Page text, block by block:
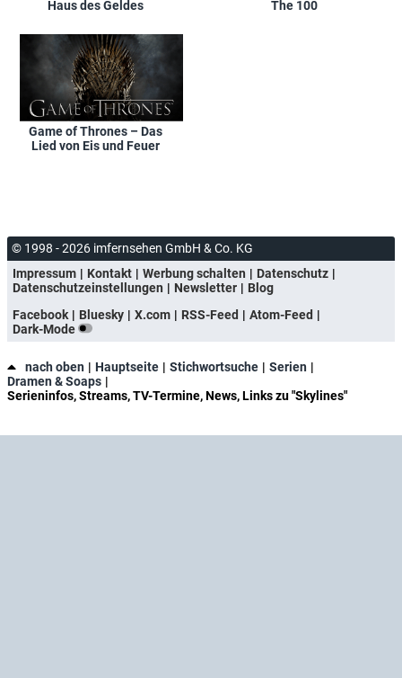
Haus des Geldes The 100
Game of Thrones – Das
Lied von Eis und Feuer
© 1998 - 2026 imfernsehen GmbH & Co. KG
Impressum
Kontakt Werbung schalten
Datenschutz
Datenschutzeinstellungen
Newsletter
Blog
Facebook
Bluesky X.com RSS-Feed
Atom-Feed
Dark-Mode
nach oben Hauptseite Stichwortsuche
Serien
Dramen & Soaps
Serieninfos, Streams, TV-Termine, News, Links zu "Skylines"